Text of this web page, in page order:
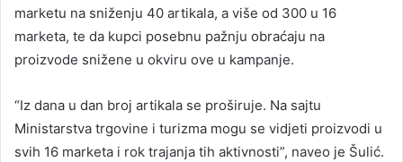
marketu na sniženju 40 artikala, a više od 300 u 16
marketa, te da kupci posebnu pažnju obraćaju na
proizvode snižene u okviru ove u kampanje.
“Iz dana u dan broj artikala se proširuje. Na sajtu
Ministarstva trgovine i turizma mogu se vidjeti proizvodi u
svih 16 marketa i rok trajanja tih aktivnosti”, naveo je Šulić.